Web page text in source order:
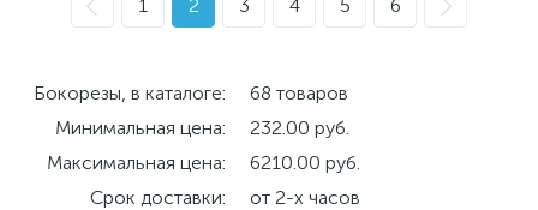
1 2 3 4 5 6
Бокорезы, в каталоге:
68 товаров
Минимальная цена:
232.00 руб.
Максимальная цена:
6210.00 руб.
Срок доставки:
от 2-х часов